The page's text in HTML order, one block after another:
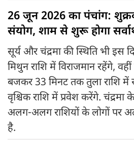
26 जून 2026 का पंचांग:
संयोग, शाम से शुरू होगा
सूर्य और चंद्रमा की स्थिति भी इस
मिथुन राशि में विराजमान रहेंगे, वहीं
बजकर 33 मिनट तक तुला राशि
वृश्चिक राशि में प्रवेश करेंगे.
अलग-अलग राशियों के लोगों पर
है.